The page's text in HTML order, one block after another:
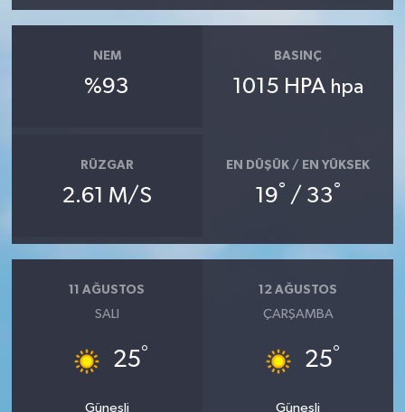
NEM
%93
BASINÇ
1015 HPA hpa
RÜZGAR
2.61 M/S
EN DÜŞÜK / EN YÜKSEK
19° / 33°
11 AĞUSTOS
SALI
25°
Güneşli
12 AĞUSTOS
ÇARŞAMBA
25°
Güneşli